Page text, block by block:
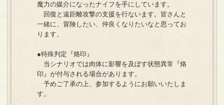
魔力の媒介になったナイフを手にしています。
回復と遠距離攻撃の支援を行ないます。皆さんと
一緒に、冒険したい、仲良くなりたいなと思ってお
ります。
●特殊判定『烙印』
当シナリオでは肉体に影響を及ぼす状態異常『烙
印』が付与される場合があります。
予めご了承の上、参加するようにお願いいたしま
す。